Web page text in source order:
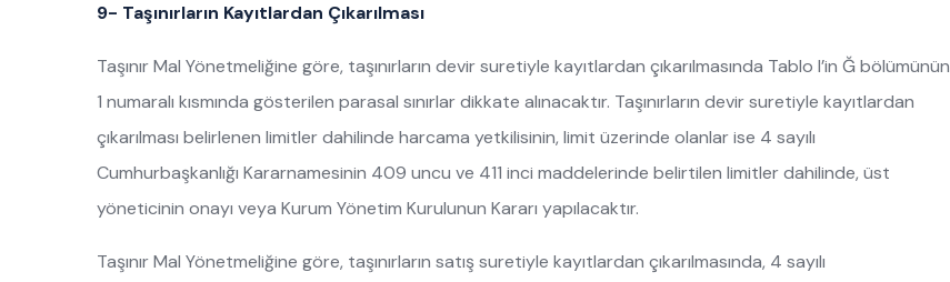
9- Taşınırların Kayıtlardan Çıkarılması
Taşınır Mal Yönetmeliğine göre, taşınırların devir suretiyle kayıtlardan çıkarılmasında Tablo I’in Ğ bölümünün
1 numaralı kısmında gösterilen parasal sınırlar dikkate alınacaktır. Taşınırların devir suretiyle kayıtlardan
çıkarılması belirlenen limitler dahilinde harcama yetkilisinin, limit üzerinde olanlar ise 4 sayılı
Cumhurbaşkanlığı Kararnamesinin 409 uncu ve 411 inci maddelerinde belirtilen limitler dahilinde, üst
yöneticinin onayı veya Kurum Yönetim Kurulunun Kararı yapılacaktır.
Taşınır Mal Yönetmeliğine göre, taşınırların satış suretiyle kayıtlardan çıkarılmasında, 4 sayılı